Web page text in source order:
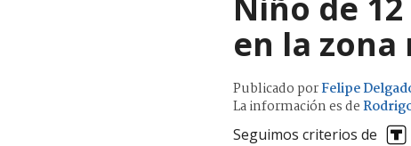
en la zona
Publicado porFelipe
La información es de
Seguimos criterios de